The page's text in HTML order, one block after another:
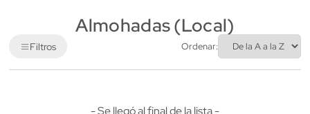
Almohadas (Local)
Filtros Ordenar:
- Se llegó al final de la lista -